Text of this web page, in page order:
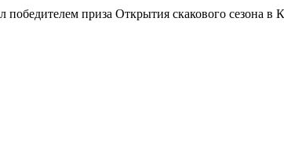
победителем приза Открытия скакового